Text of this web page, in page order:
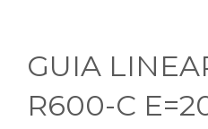
GUIA
R600-C